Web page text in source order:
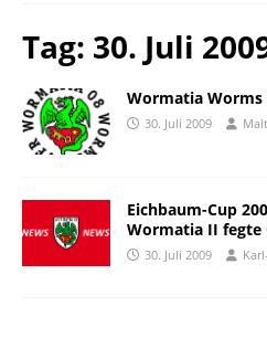
Tag: 30. Juli
Wormatia
30. Juli 2009
Eichbaum-Cup
Wormatia II fegte
30. Juli 2009